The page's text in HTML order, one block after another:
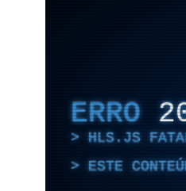
ERRO
HLS.JS
ESTE